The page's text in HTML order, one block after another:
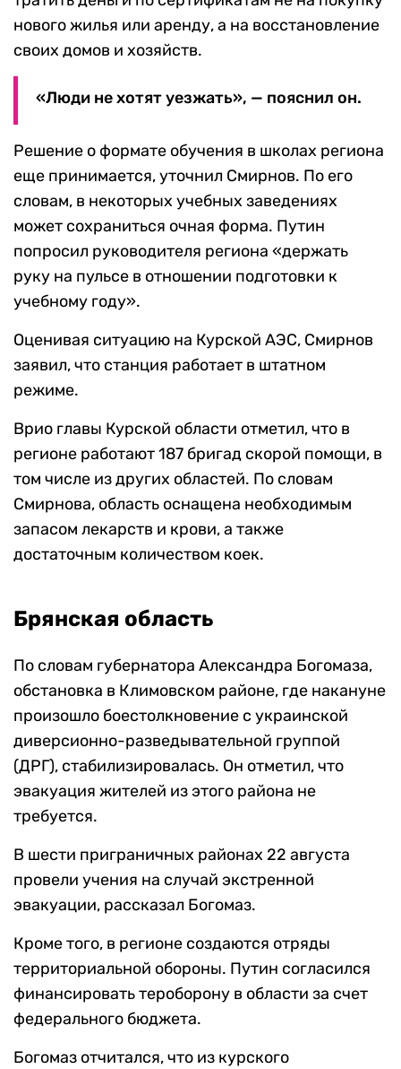
нового жилья или аренду, а на восстановление
своих домов и хозяйств.
«Люди не хотят уезжать», — пояснил он.
Решение о формате обучения в школах региона
еще принимается, уточнил Смирнов. По его
словам, в некоторых учебных заведениях
может сохраниться очная форма. Путин
попросил руководителя региона «держать
руку на пульсе в отношении подготовки к
учебному году».
Оценивая ситуацию на Курской АЭС, Смирнов
заявил, что станция работает в штатном
режиме.
Врио главы Курской области отметил, что в
регионе работают 187 бригад скорой помощи, в
том числе из других областей. По словам
Смирнова, область оснащена необходимым
запасом лекарств и крови, а также
достаточным количеством коек.
Брянская область
По словам губернатора Александра Богомаза,
обстановка в Климовском районе, где накануне
произошло боестолкновение с украинской
диверсионно-разведывательной группой
(ДРГ), стабилизировалась. Он отметил, что
эвакуация жителей из этого района не
требуется.
В шести приграничных районах 22 августа
провели учения на случай экстренной
эвакуации, рассказал Богомаз.
Кроме того, в регионе создаются отряды
территориальной обороны. Путин согласился
финансировать тероборону в области за счет
федерального бюджета.
Богомаз отчитался, что из курского